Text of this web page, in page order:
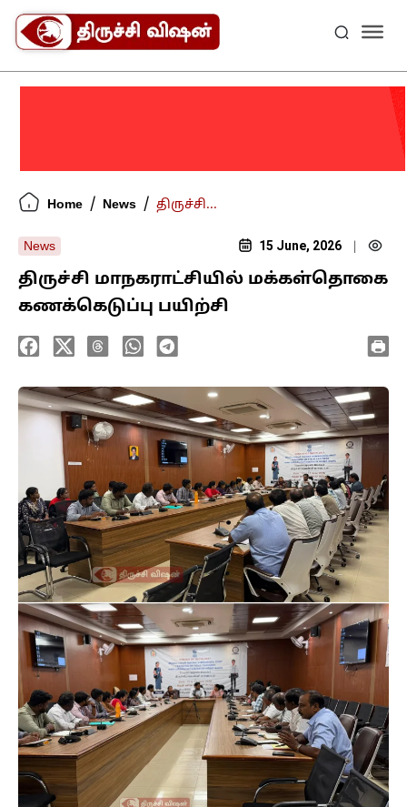
Home / News / திருச்சி...
News 15 June, 2026
திருச்சி மாநகராட்சியில் மக்கள்தொகை
கணக்கெடுப்பு பயிற்சி